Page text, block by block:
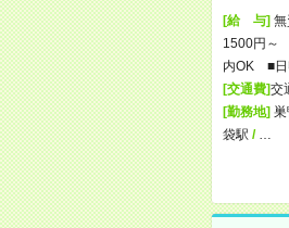
[給 与]無
1500円～
内OK ■日
[交通費]交
[勤務地]巣
袋駅 /